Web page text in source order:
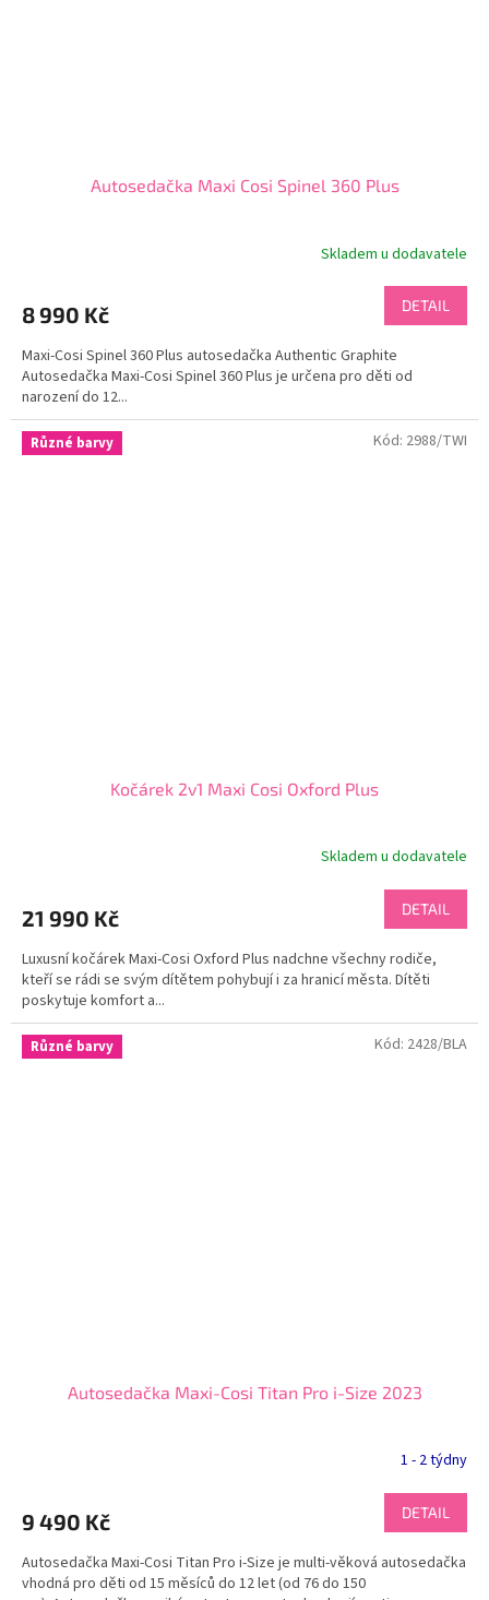
Autosedačka Maxi Cosi Spinel 360 Plus
Skladem u dodavatele
8 990 Kč DETAIL
Maxi-Cosi Spinel 360 Plus autosedačka Authentic Graphite
Autosedačka Maxi-Cosi Spinel 360 Plus je určena pro děti od
narození do 12...
Různé barvy
Kočárek 2v1 Maxi Cosi Oxford Plus
Skladem u dodavatele
21 990 Kč DETAIL
Luxusní kočárek Maxi-Cosi Oxford Plus nadchne všechny rodiče,
kteří se rádi se svým dítětem pohybují i za hranicí města. Dítěti
poskytuje komfort a...
Kód: 2988/TWI
Různé barvy
Autosedačka Maxi-Cosi Titan Pro i-Size 2023
1 - 2 týdny
9 490 Kč DETAIL
Autosedačka Maxi-Cosi Titan Pro i-Size je multi-věková autosedačka
vhodná pro děti od 15 měsíců do 12 let (od 76 do 150
Kód: 2428/BLA